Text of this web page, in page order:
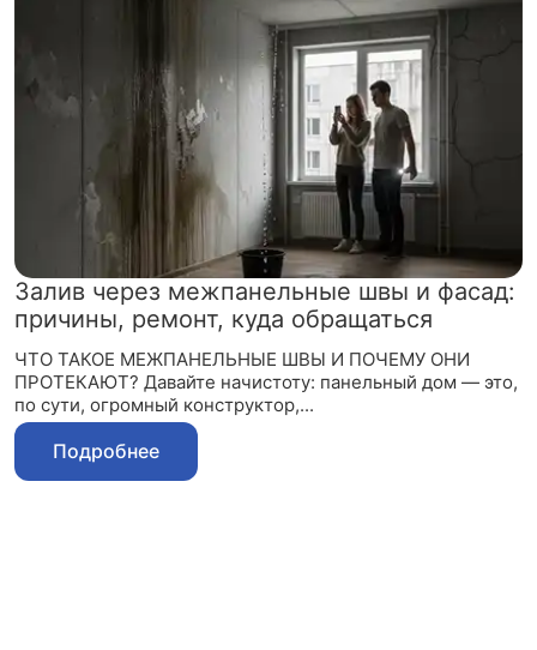
Залив через межпанельные швы и фасад:
причины, ремонт, куда обращаться
ЧТО ТАКОЕ МЕЖПАНЕЛЬНЫЕ ШВЫ И ПОЧЕМУ ОНИ
ПРОТЕКАЮТ? Давайте начистоту: панельный дом — это,
по сути, огромный конструктор,...
Подробнее